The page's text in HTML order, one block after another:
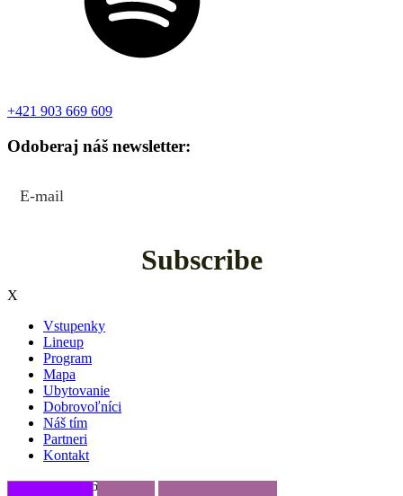
+421 903 669 609
Odoberaj náš newsletter:
Subscribe
X
Vstupenky
Lineup
Program
Mapa
Ubytovanie
Dobrovoľníci
Náš tím
Partneri
Kontakt
24. - 26. 7.2026